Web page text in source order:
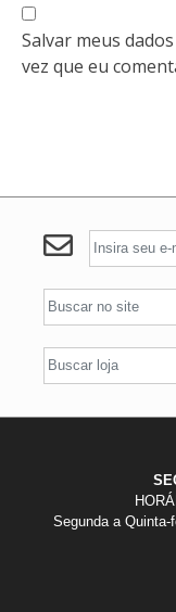
Salvar meus
vez que eu
Segunda a